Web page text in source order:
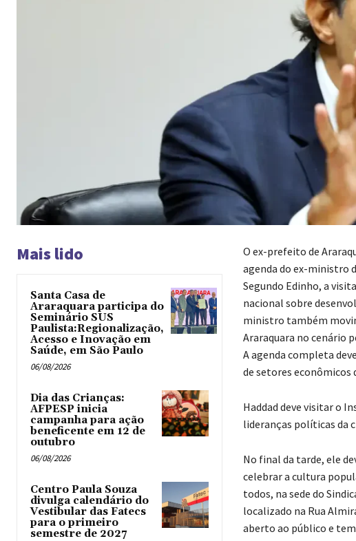
Mais lido
Santa Casa de
Araraquara participa do
Seminário SUS
Paulista:Regionalização,
Acesso e Inovação em
Saúde, em São Paulo
06/08/2026
Dia das Crianças:
AFPESP inicia
campanha para ação
beneficente em 12 de
outubro
06/08/2026
Centro Paula Souza
divulga calendário do
Vestibular das Fatecs
para o primeiro
semestre de 2027
O ex-prefeito de
agenda do ex-ministro
Segundo Edinho, a
nacional sobre
ministro também
Araraquara no cenário
A agenda completa
de setores econômicos
Haddad deve visitar o
lideranças políticas da
No final da tarde, ele
celebrar a cultura
todos, na sede do
localizado na Rua
aberto ao público e